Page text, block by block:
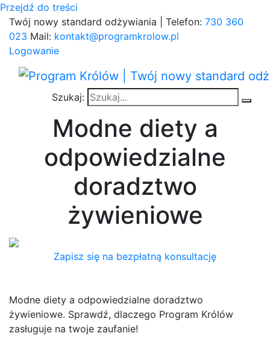
Przejdź do treści
Twój nowy standard odżywiania | Telefon: 730 360
023 Mail: kontakt@programkrolow.pl
Logowanie
Szukaj:
Modne diety a
odpowiedzialne
doradztwo
żywieniowe
Zapisz się na bezpłatną konsultację
Modne diety a odpowiedzialne doradztwo
żywieniowe. Sprawdź, dlaczego Program Królów
zasługuje na twoje zaufanie!